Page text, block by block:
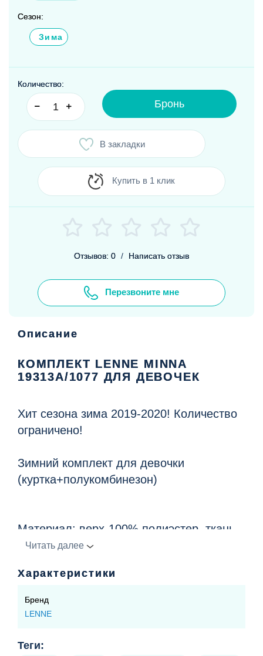
Сезон:
Зима
Количество:
Бронь
В закладки
Купить в 1 клик
Отзывов: 0 / Написать отзыв
Перезвоните мне
Описание
КОМПЛЕКТ LENNE MINNA
19313A/1077 ДЛЯ ДЕВОЧЕК
Хит сезона зима 2019-2020! Количество
ограничено!
Зимний комплект для девочки
(куртка+полукомбинезон)
Материал: верх-100% полиэстер, ткань
Active
подкладка 100% полиэстр
Куртка
велюр
Читать далее
Характеристики
Бренд
LENNE
Теги: